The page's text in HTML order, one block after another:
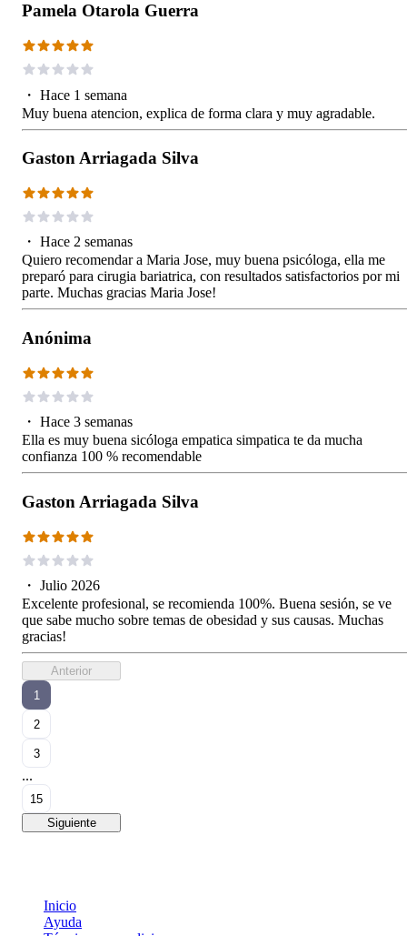
Pamela Otarola Guerra
・ Hace 1 semana
Muy buena atencion, explica de forma clara y muy agradable.
Gaston Arriagada Silva
・ Hace 2 semanas
Quiero recomendar a Maria Jose, muy buena psicóloga, ella me
preparó para cirugia bariatrica, con resultados satisfactorios por mi
parte. Muchas gracias Maria Jose!
Anónima
・ Hace 3 semanas
Ella es muy buena sicóloga empatica simpatica te da mucha
confianza 100 % recomendable
Gaston Arriagada Silva
・ Julio 2026
Excelente profesional, se recomienda 100%. Buena sesión, se ve
que sabe mucho sobre temas de obesidad y sus causas. Muchas
gracias!
Anterior
1
2
3
...
15
Siguiente
Inicio
Ayuda